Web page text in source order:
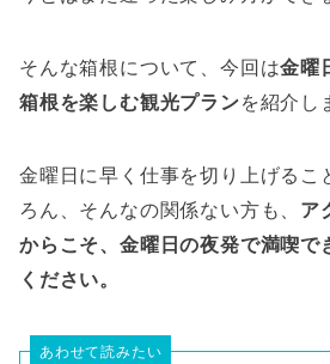
そんな箱根について、今回は金曜
箱根を楽しむ観光プランを紹介し
金曜日に早く仕事を切り上げるこ
ろん、そんなの関係ない方も、 ア
からこそ、金曜日の夜発で満喫で
ください。
あわせて読みたい